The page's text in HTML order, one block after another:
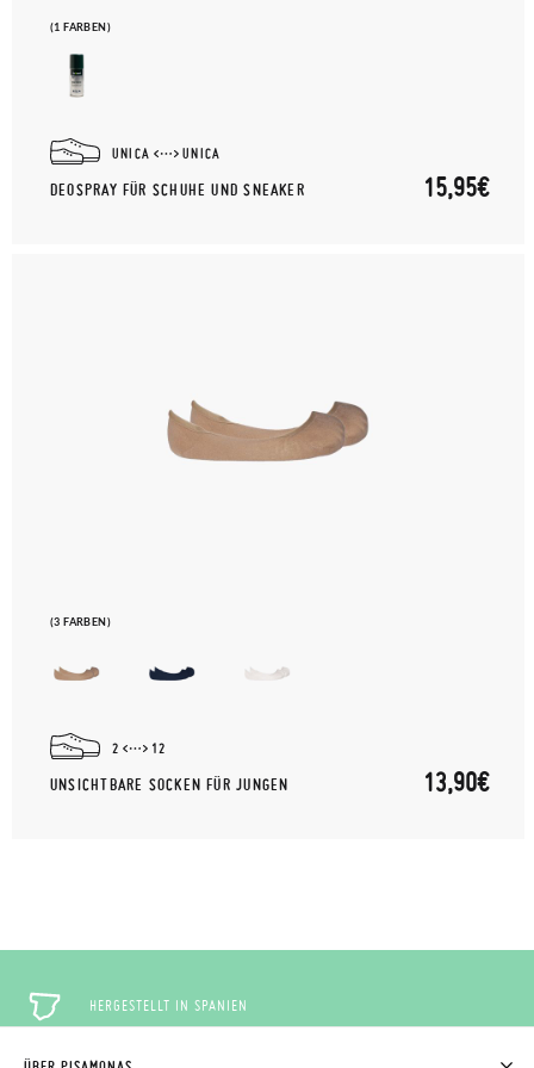
(1 FARBEN)
UNICA UNICA
DEOSPRAY FÜR SCHUHE UND SNEAKER 15,95€
(3 FARBEN)
2 12
UNSICHTBARE SOCKEN FÜR JUNGEN 13,90€
HERGESTELLT IN SPANIEN